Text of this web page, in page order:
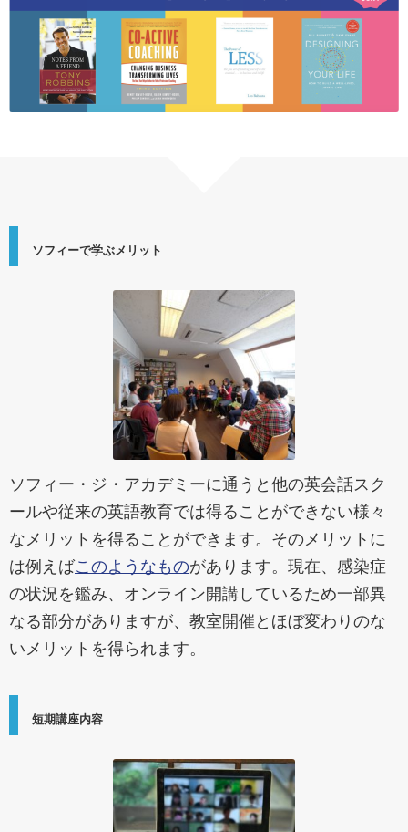
ソフィーで学ぶメリット
ソフィー・ジ・アカデミーに通うと他の英会話スク
ールや従来の英語教育では得ることができない様々
なメリットを得ることができます。そのメリットに
は例えばこのようなものがあります。現在、感染症
の状況を鑑み、オンライン開講しているため一部異
なる部分がありますが、教室開催とほぼ変わりのな
いメリットを得られます。
短期講座内容